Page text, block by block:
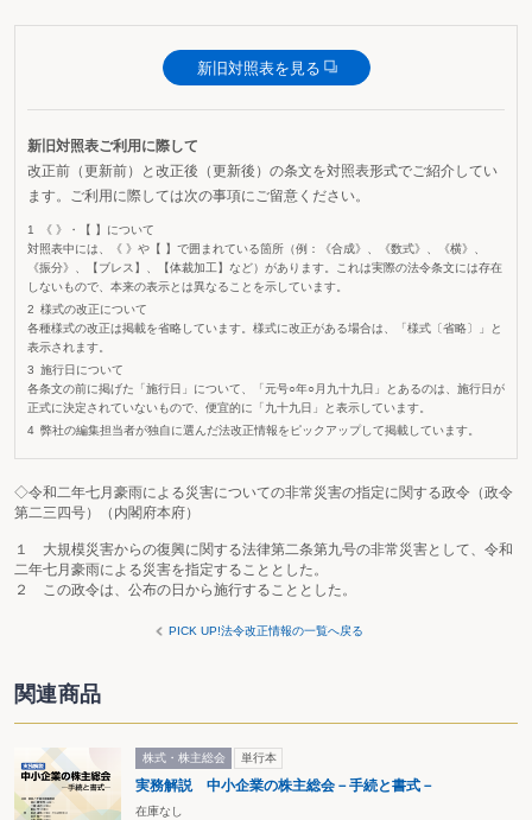
新旧対照表を見る
新旧対照表ご利用に際して
改正前（更新前）と改正後（更新後）の条文を対照表形式でご紹介してい
ます。ご利用に際しては次の事項にご留意ください。
《 》・【 】について
対照表中には、《 》や【 】で囲まれている箇所（例：《合成》、《数式》、《横》、
《振分》、【ブレス】、【体裁加工】など）があります。これは実際の法令条文には存在
しないもので、本来の表示とは異なることを示しています。
様式の改正について
各種様式の改正は掲載を省略しています。様式に改正がある場合は、「様式〔省略〕」と
表示されます。
施行日について
各条文の前に掲げた「施行日」について、「元号○年○月九十九日」とあるのは、施行日が
正式に決定されていないもので、便宜的に「九十九日」と表示しています。
弊社の編集担当者が独自に選んだ法改正情報をピックアップして掲載しています。
◇令和二年七月豪雨による災害についての非常災害の指定に関する政令（政令
第二三四号）（内閣府本府）
１ 大規模災害からの復興に関する法律第二条第九号の非常災害として、令和
二年七月豪雨による災害を指定することとした。
２ この政令は、公布の日から施行することとした。
PICK UP!法令改正情報の一覧へ戻る
関連商品
株式・株主総会 単行本
実務解説 中小企業の株主総会－手続と書式－
在庫なし